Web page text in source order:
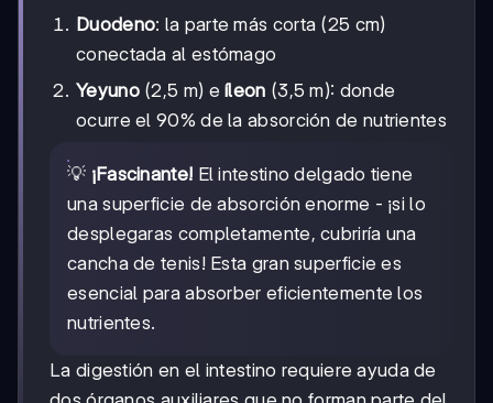
Duodeno: la parte más corta (25 cm)
conectada al estómago
Yeyuno(2,5 m) eíleon (3,5 m): donde
ocurre el 90% de la absorción de nutrientes
💡 ¡Fascinante! El intestino delgado tiene
una superficie de absorción enorme - ¡si lo
desplegaras completamente, cubriría una
cancha de tenis! Esta gran superficie es
esencial para absorber eficientemente los
nutrientes.
La digestión en el intestino requiere ayuda de